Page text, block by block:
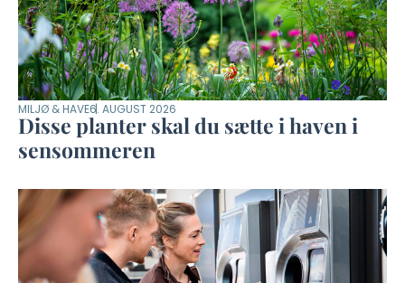
MILJØ & HAVE6. AUGUST 2026
Disse planter skal du sætte i haven i
sensommeren